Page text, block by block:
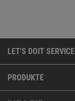
LET'S DOIT SERVICE
PRODUKTE